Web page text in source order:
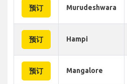
预订 Murudeshwara
预订 Hampi
预订 Mangalore